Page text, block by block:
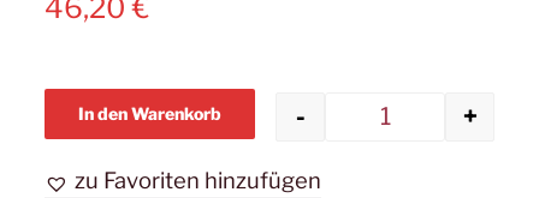
46,20€
- +
In den Warenkorb
zu Favoriten hinzufügen